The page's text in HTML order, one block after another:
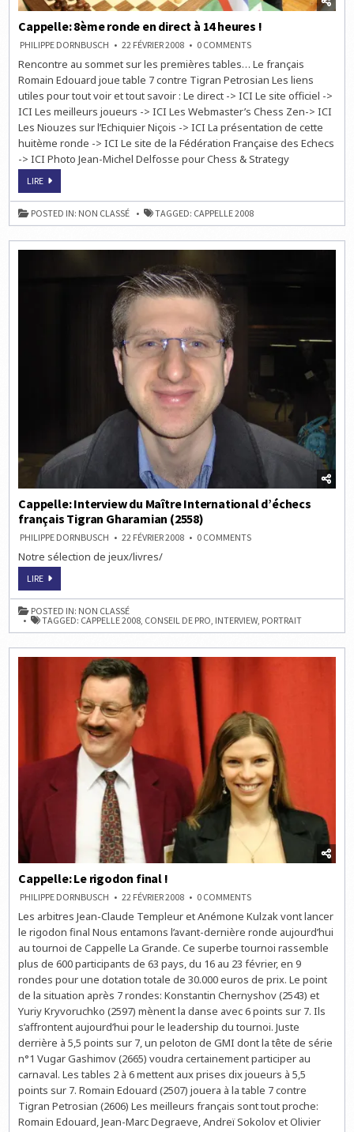
Cappelle: 8ème ronde en direct à 14 heures !
PHILIPPE DORNBUSCH 22 FÉVRIER 2008 0 COMMENTSON
8ÈME
EN
DIRECT
À
14
!
Rencontre au sommet sur les premières tables… Le français
Romain Edouard joue table 7 contre Tigran Petrosian Les liens
utiles pour tout voir et tout savoir : Le direct -> ICI Le site officiel ->
ICI Les meilleurs joueurs -> ICI Les Webmaster’s Chess Zen-> ICI
Les Niouzes sur l’Echiquier Niçois -> ICI La présentation de cette
huitème ronde -> ICI Le site de la Fédération Française des Echecs
-> ICI Photo Jean-Michel Delfosse pour Chess & Strategy
LIRECAPPELLE:
RONDE
EN
DIRECT
À
POSTED IN: NON CLASSÉ TAGGED: CAPPELLE 2008
Cappelle: Interview du Maître International d’échecs
français Tigran Gharamian (2558)
PHILIPPE DORNBUSCH 22 FÉVRIER 2008 0 COMMENTSON
FRANÇAIS
GHARAMIAN
(2558)
Notre sélection de jeux/livres/
LIRECAPPELLE:
DU
MAÎTRE
INTERNATIONAL
D’ÉCHECS
FRANÇAIS
POSTED IN: NON CLASSÉ
TAGGED: CAPPELLE 2008 CONSEIL DE PRO INTERVIEW PORTRAIT
Cappelle: Le rigodon final !
PHILIPPE DORNBUSCH 22 FÉVRIER 2008 0 COMMENTSON
LE
FINAL
!
Les arbitres Jean-Claude Templeur et Anémone Kulzak vont lancer
le rigodon final Nous entamons l’avant-dernière ronde aujourd’hui
au tournoi de Cappelle La Grande. Ce superbe tournoi rassemble
plus de 600 participants de 63 pays, du 16 au 23 février, en 9
rondes pour une dotation totale de 30.000 euros de prix. Le point
de la situation après 7 rondes: Konstantin Chernyshov (2543) et
Yuriy Kryvoruchko (2597) mènent la danse avec 6 points sur 7. Ils
s’affrontent aujourd’hui pour le leadership du tournoi. Juste
derrière à 5,5 points sur 7, un peloton de GMI dont la tête de série
n°1 Vugar Gashimov (2665) voudra certainement participer au
carnaval. Les tables 2 à 6 mettent aux prises dix joueurs à 5,5
points sur 7. Romain Edouard (2507) jouera à la table 7 contre
Tigran Petrosian (2606) Les meilleurs français sont tout proche:
Romain Edouard, Jean-Marc Degraeve, Andreï Sokolov et Olivier